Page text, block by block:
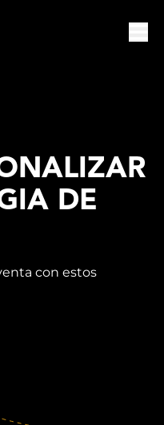
DE
con estos